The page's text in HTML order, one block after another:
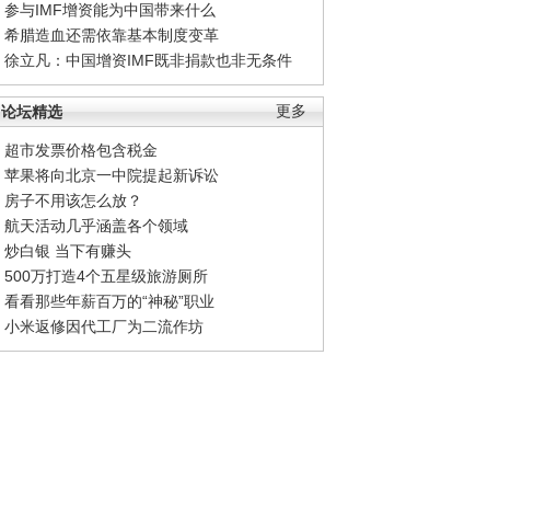
参与IMF增资能为中国带来什么
希腊造血还需依靠基本制度变革
徐立凡：中国增资IMF既非捐款也非无条件
更多
论坛精选
超市发票价格包含税金
苹果将向北京一中院提起新诉讼
房子不用该怎么放？
航天活动几乎涵盖各个领域
炒白银 当下有赚头
500万打造4个五星级旅游厕所
看看那些年薪百万的“神秘”职业
小米返修因代工厂为二流作坊